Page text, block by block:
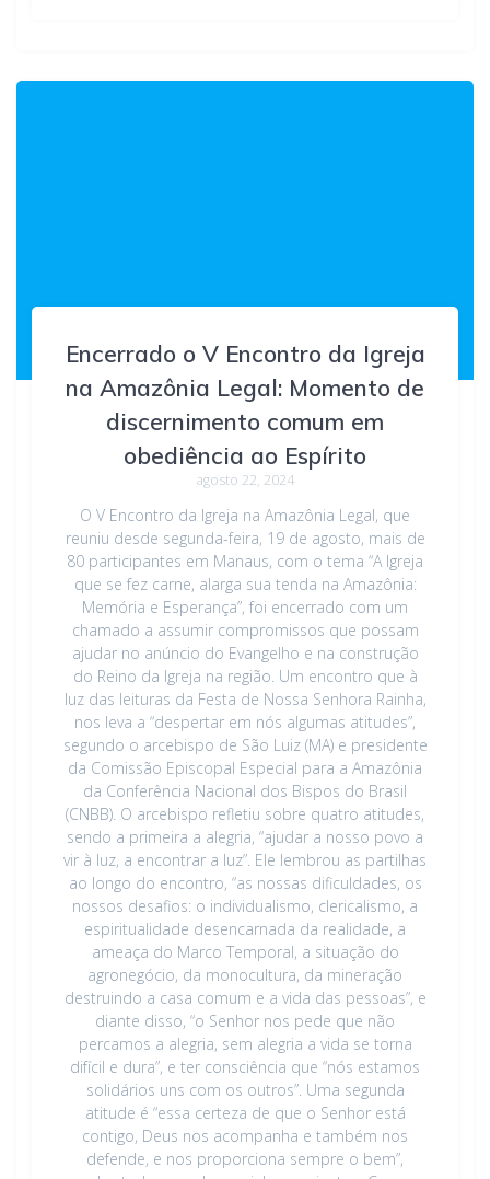
Encerrado o V Encontro da Igreja
na Amazônia Legal: Momento de
discernimento comum em
obediência ao Espírito
agosto 22, 2024
O V Encontro da Igreja na Amazônia Legal, que
reuniu desde segunda-feira, 19 de agosto, mais de
80 participantes em Manaus, com o tema “A Igreja
que se fez carne, alarga sua tenda na Amazônia:
Memória e Esperança”, foi encerrado com um
chamado a assumir compromissos que possam
ajudar no anúncio do Evangelho e na construção
do Reino da Igreja na região. Um encontro que à
luz das leituras da Festa de Nossa Senhora Rainha,
nos leva a “despertar em nós algumas atitudes”,
segundo o arcebispo de São Luiz (MA) e presidente
da Comissão Episcopal Especial para a Amazônia
da Conferência Nacional dos Bispos do Brasil
(CNBB). O arcebispo refletiu sobre quatro atitudes,
sendo a primeira a alegria, “ajudar a nosso povo a
vir à luz, a encontrar a luz”. Ele lembrou as partilhas
ao longo do encontro, “as nossas dificuldades, os
nossos desafios: o individualismo, clericalismo, a
espiritualidade desencarnada da realidade, a
ameaça do Marco Temporal, a situação do
agronegócio, da monocultura, da mineração
destruindo a casa comum e a vida das pessoas”, e
diante disso, “o Senhor nos pede que não
percamos a alegria, sem alegria a vida se torna
difícil e dura”, e ter consciência que “nós estamos
solidários uns com os outros”. Uma segunda
atitude é “essa certeza de que o Senhor está
contigo, Deus nos acompanha e também nos
defende, e nos proporciona sempre o bem”,